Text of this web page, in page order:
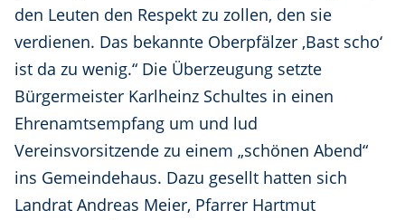
den Leuten den Respekt zu zollen, den sie
verdienen. Das bekannte Oberpfälzer ‚Bast scho‘
ist da zu wenig.“ Die Überzeugung setzte
Bürgermeister Karlheinz Schultes in einen
Ehrenamtsempfang um und lud
Vereinsvorsitzende zu einem „schönen Abend“
ins Gemeindehaus. Dazu gesellt hatten sich
Landrat Andreas Meier, Pfarrer Hartmut